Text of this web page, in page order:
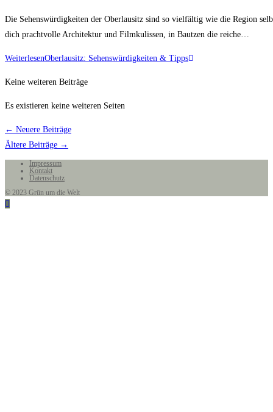
Die Sehenswürdigkeiten der Oberlausitz sind so vielfältig wie die Region
dich prachtvolle Architektur und Filmkulissen, in Bautzen die reiche…
WeiterlesenOberlausitz: Sehenswürdigkeiten & Tipps
Keine weiteren Beiträge
Es existieren keine weiteren Seiten
← Neuere Beiträge
Ältere Beiträge →
Impressum
Kontakt
Datenschutz
© 2023 Grün um die Welt